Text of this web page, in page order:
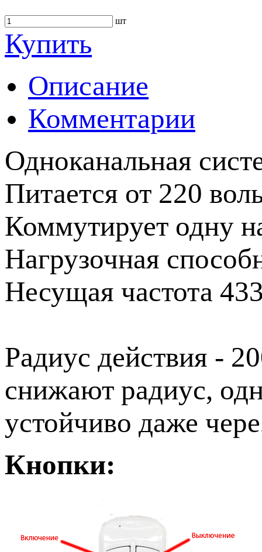
шт
Купить
Описание
Комментарии
Одноканальная
Питается от 220
Коммутирует одну
Нагрузочная
Несущая частота
Радиус действия -
снижают радиус,
устойчиво даже
Кнопки: